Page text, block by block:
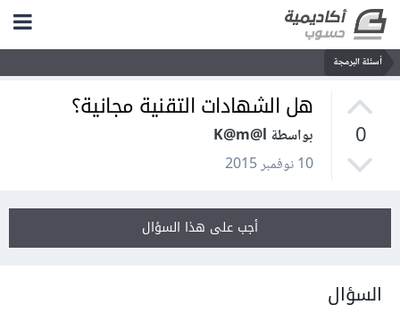
أسئلة البرمجة
0
هل الشهادات التقنية مجانية؟
بواسطة K@m@l
10 نوفمبر 2015
أجب على هذا السؤال
السؤال